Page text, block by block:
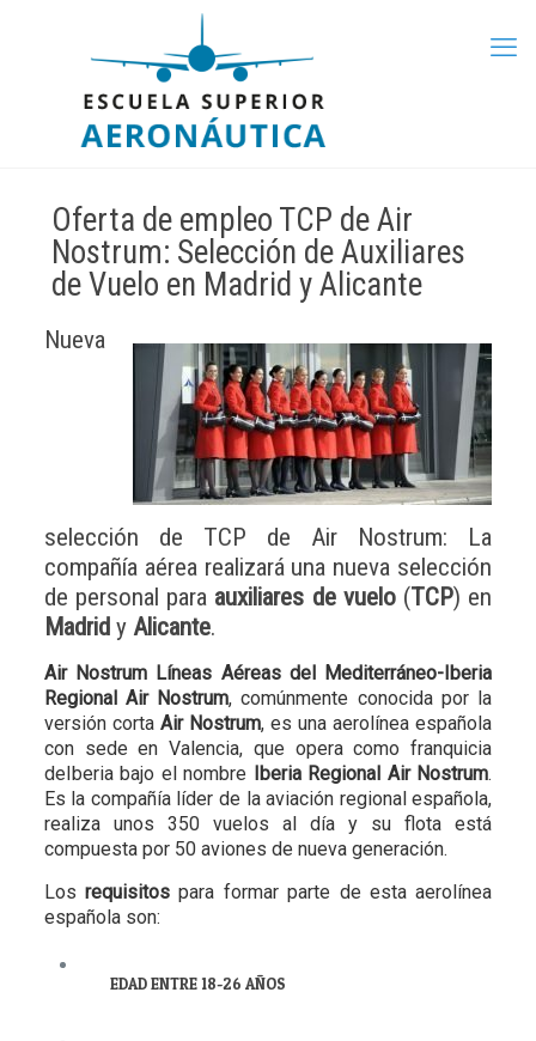
Oferta de empleo TCP de Air
Nostrum: Selección de Auxiliares
de Vuelo en Madrid y Alicante
Nueva
selección de TCP de Air Nostrum: La
compañía aérea realizará una nueva selección
de personal para auxiliares de vuelo(TCP) en
Madridy Alicante.
Air Nostrum Líneas Aéreas del Mediterráneo-Iberia
Regional Air Nostrum, comúnmente conocida por la
versión corta Air Nostrum, es una aerolínea española
con sede en Valencia, que opera como franquicia
deIberia bajo el nombre Iberia Regional Air Nostrum.
Es la compañía líder de la aviación regional española,
realiza unos 350 vuelos al día y su flota está
compuesta por 50 aviones de nueva generación.
Losrequisitos para formar parte de esta aerolínea
española son:
EDAD ENTRE 18-26 AÑOS